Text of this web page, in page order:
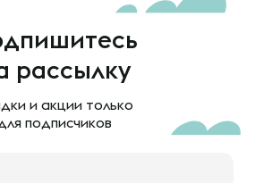
рассылку
и акции только
подписчиков